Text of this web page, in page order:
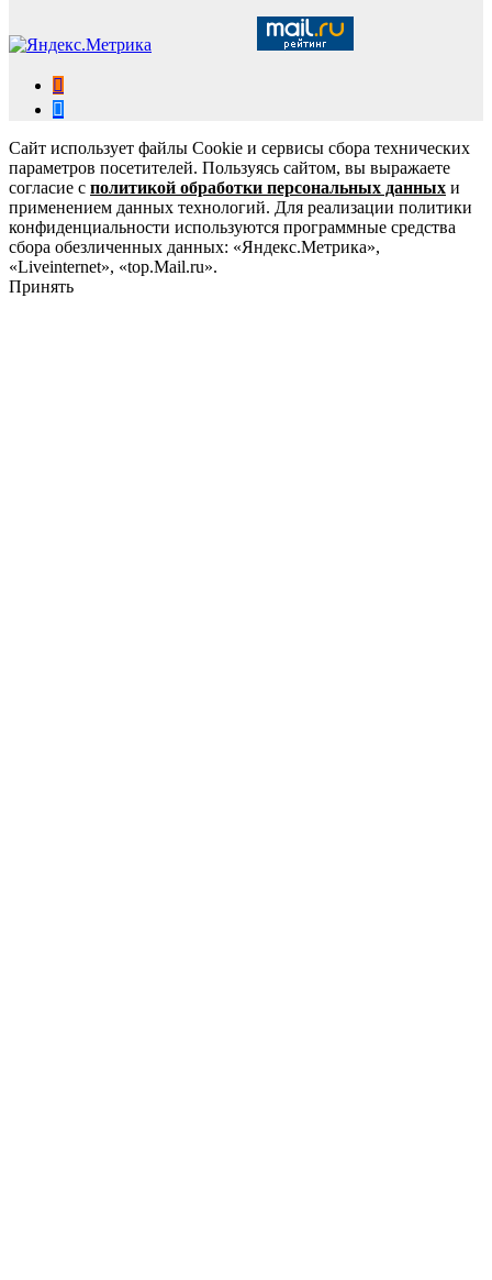
Сайт использует файлы Cookie и сервисы сбора технических
параметров посетителей. Пользуясь сайтом, вы выражаете
согласие с политикой обработки персональных данных и
применением данных технологий. Для реализации политики
конфиденциальности используются программные средства
сбора обезличенных данных: «Яндекс.Метрика»,
«Liveinternet», «top.Mail.ru».
Принять